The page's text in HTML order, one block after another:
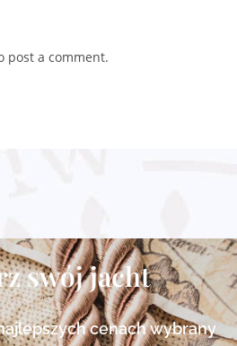
post a comment.
swój jacht
cenachwybrany